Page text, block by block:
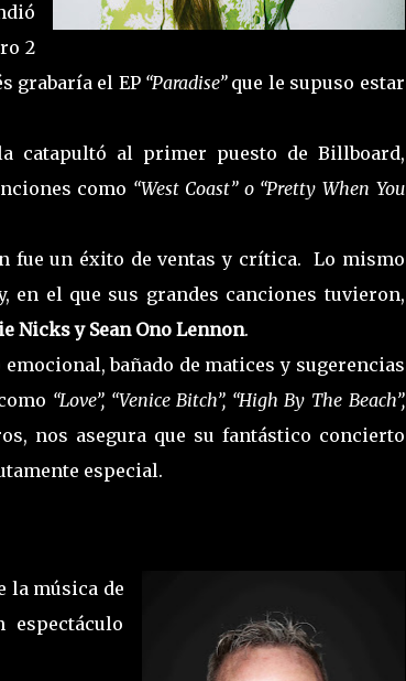
2
grabaría el EP “Paradise”que le supuso estar
catapultó al primer puesto de Billboard,
como “West Coast” o “Pretty When You
fue un éxito de ventas y crítica. Lo mismo
en el que sus grandes canciones tuvieron,
Nicks y Sean Ono Lennon.
bañado de matices y sugerencias
“Love”, “Venice Bitch”, “High By The Beach”,
nos asegura que su fantástico concierto
especial.
la música de